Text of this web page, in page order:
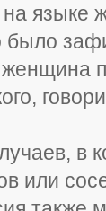
языке
было
в
или